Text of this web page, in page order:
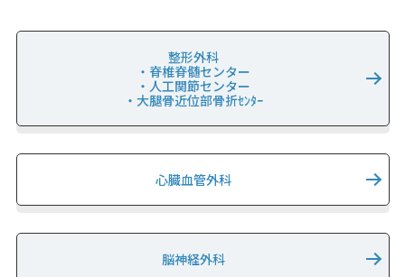
整形外科
・脊椎脊髄センター
・人工関節センター
・大腿骨近位部骨折ｾﾝﾀｰ
心臓血管外科
脳神経外科